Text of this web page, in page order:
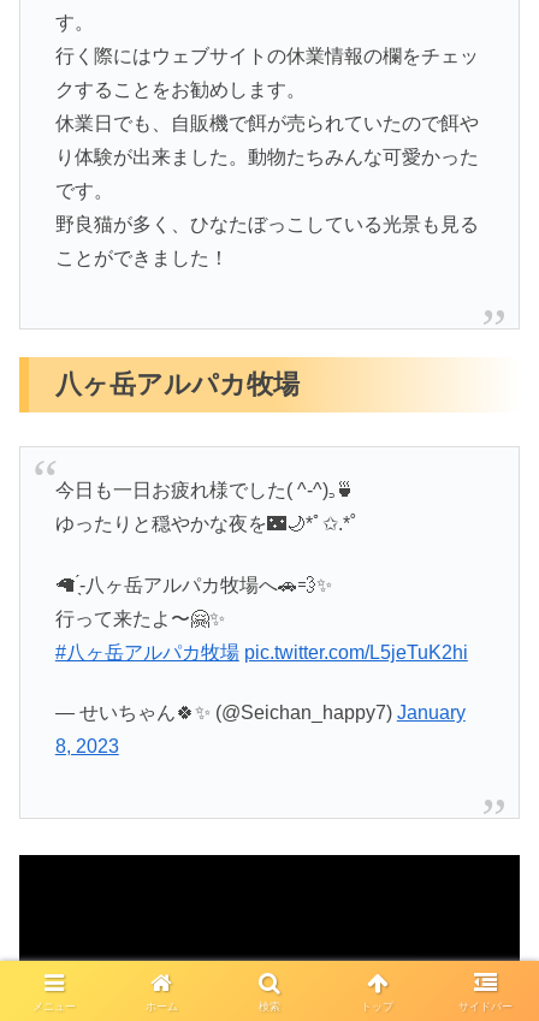
す。
行く際にはウェブサイトの休業情報の欄をチェッ
クすることをお勧めします。
休業日でも、自販機で餌が売られていたので餌や
り体験が出来ました。動物たちみんな可愛かった
です。
野良猫が多く、ひなたぼっこしている光景も見る
ことができました！
八ヶ岳アルパカ牧場
今日も一日お疲れ様でした( ^-^)꜆🍵
ゆったりと穏やかな夜を🌃🌙*ﾟ✩.*˚
🦙 ̖́-八ヶ岳アルパカ牧場へ🚗💨✨
行って来たよ〜🤗✨
#八ヶ岳アルパカ牧場 pic.twitter.com/L5jeTuK2hi
— せいちゃん🍀✨ (@Seichan_happy7) January
8, 2023
メニュー ホーム 検索 トップ サイドバー